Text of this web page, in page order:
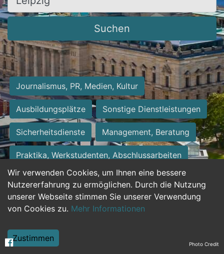
Wir verwenden Cookies, um Ihnen eine bessere
Nutzererfahrung zu ermöglichen. Durch die Nutzung
unserer Webseite stimmen Sie unserer Verwendung
von Cookies zu. Mehr Informationen
Zustimmen
Suchen
Journalismus, PR, Medien, Kultur
Ausbildungsplätze Sonstige Dienstleistungen
Sicherheitsdienste Management, Beratung
Praktika, Werkstudenten, Abschlussarbeiten
Personalwesen Assistenz, Sekretariat
Hilfskräfte, Aushilfs- und Nebenjobs
Weiterbildung, Studium, duale Ausbildung Photo Credit